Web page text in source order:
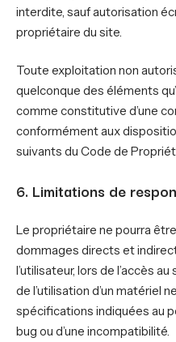
interdite, sauf autorisation
propriétaire du site.
Toute exploitation non
quelconque des éléments
comme constitutive d’une
conformément aux
suivants du Code de
6. Limitations de
Le propriétaire ne pourra
dommages directs et
l’utilisateur, lors de l’accès
de l’utilisation d’un matériel
spécifications indiquées au
bug ou d’une incompatibilité.